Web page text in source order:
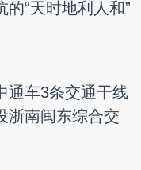
的“天时地利人和”
通车3条交通干线
浙南闽东综合交